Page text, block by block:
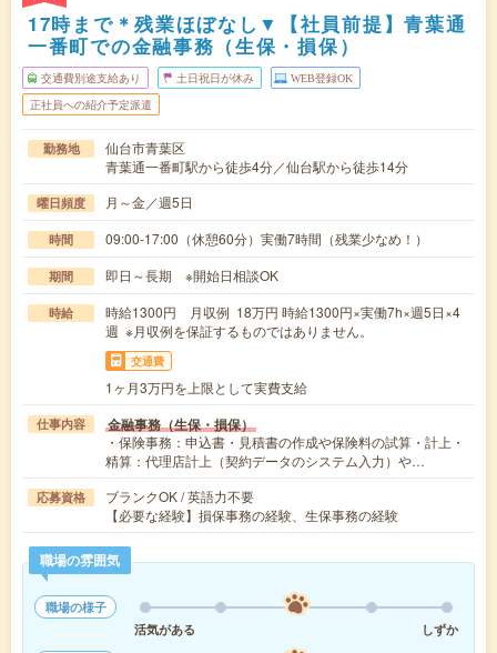
17時まで＊残業ほぼなし▼【社員前提】青葉通
一番町での金融事務（生保・損保）
交通費別途支給あり 土日祝日が休み WEB登録OK
正社員への紹介予定派遣
勤務地
仙台市青葉区
青葉通一番町駅から徒歩4分／仙台駅から徒歩14分
曜日頻度 月～金／週5日
時間 09:00-17:00（休憩60分）実働7時間（残業少なめ！）
期間 即日～長期 ※開始日相談OK
時給
時給1300円 月収例 18万円 時給1300円×実働7h×週5日×4
週 ※月収例を保証するものではありません。
交通費
1ヶ月3万円を上限として実費支給
仕事内容 金融事務（生保・損保）
・保険事務：申込書・見積書の作成や保険料の試算・計上・
精算：代理店計上（契約データのシステム入力）や…
応募資格
ブランクOK / 英語力不要
【必要な経験】損保事務の経験、生保事務の経験
職場の雰囲気
職場の様子
活気がある
しずか